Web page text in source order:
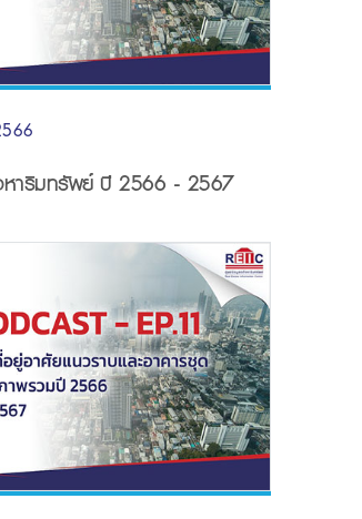
หาริมทรัพย์ ปี 2566 - 2567